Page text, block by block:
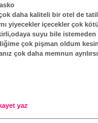
daha kaliteli bir otel de
yiyecekler içecekler çok
suyu bile
çok pişman oldum
çok daha memnun
yaz